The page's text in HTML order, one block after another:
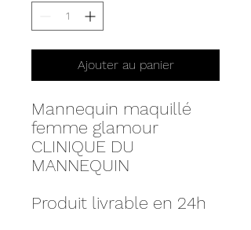
Ajouter au panier
Mannequin maquillé
femme glamour
CLINIQUE DU
MANNEQUIN
Produit livrable en 24h